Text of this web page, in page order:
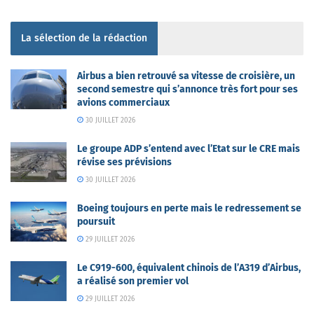
La sélection de la rédaction
Airbus a bien retrouvé sa vitesse de croisière, un
second semestre qui s’annonce très fort pour ses
avions commerciaux
30 JUILLET 2026
Le groupe ADP s’entend avec l’Etat sur le CRE mais
révise ses prévisions
30 JUILLET 2026
Boeing toujours en perte mais le redressement se
poursuit
29 JUILLET 2026
Le C919-600, équivalent chinois de l’A319 d’Airbus,
a réalisé son premier vol
29 JUILLET 2026